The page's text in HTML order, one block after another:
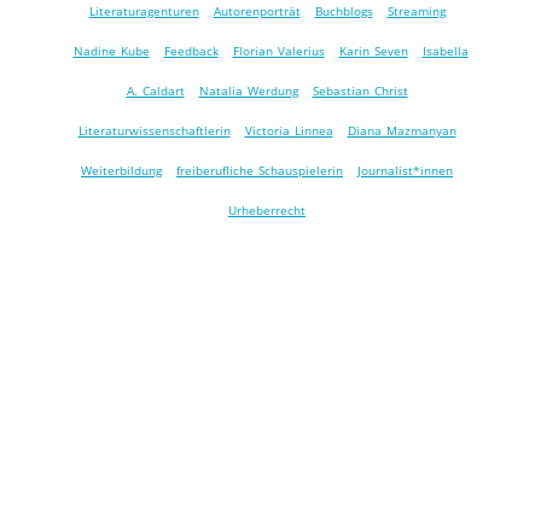
Literaturagenturen Autorenporträt Buchblogs Streaming
Nadine Kube Feedback Florian Valerius Karin Seven Isabella
A. Caldart Natalia Werdung Sebastian Christ
Literaturwissenschaftlerin Victoria Linnea Diana Mazmanyan
Weiterbildung freiberufliche Schauspielerin Journalist*innen
Urheberrecht